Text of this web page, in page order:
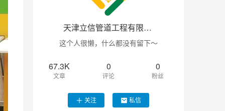
天津立信管道工程有限公司
这个人很懒，什么都没有留下～
67.3K
文章
0
评论
0
粉丝
关注 私信